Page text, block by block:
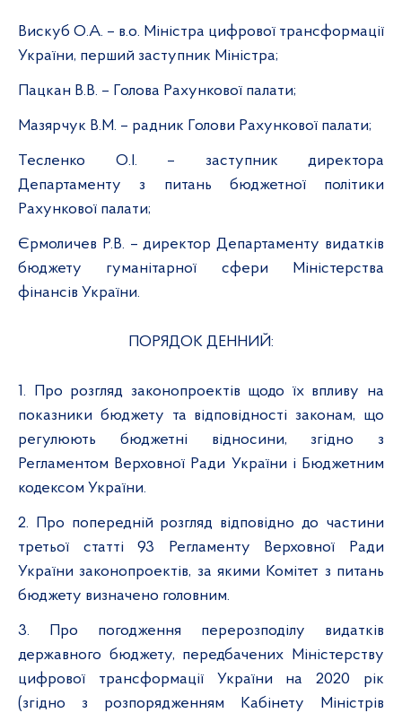
Вискуб О.А. – в.о. Міністра цифрової трансформації
України, перший заступник Міністра;
Пацкан В.В. – Голова Рахункової палати;
Мазярчук В.М. – радник Голови Рахункової палати;
Тесленко О.І. – заступник директора
Департаменту з питань бюджетної політики
Рахункової палати;
Єрмоличев Р.В. – директор Департаменту видатків
бюджету гуманітарної сфери Міністерства
фінансів України.
ПОРЯДОК ДЕННИЙ:
1. Про розгляд законопроектів щодо їх впливу на
показники бюджету та відповідності законам, що
регулюють бюджетні відносини, згідно з
Регламентом Верховної Ради України і Бюджетним
кодексом України.
2. Про попередній розгляд відповідно до частини
третьої статті 93 Регламенту Верховної Ради
України законопроектів, за якими Комітет з питань
бюджету визначено головним.
3. Про погодження перерозподілу видатків
державного бюджету, передбачених Міністерству
цифрової трансформації України на 2020 рік
(згідно з розпорядженням Кабінету Міністрів